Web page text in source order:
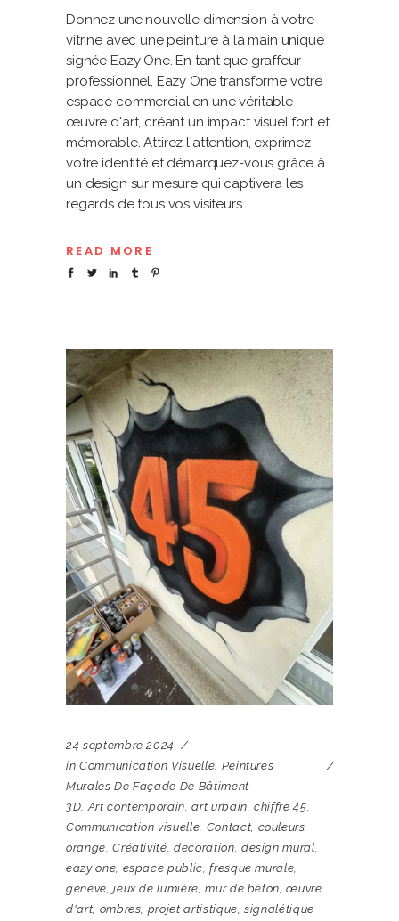
Donnez une nouvelle dimension à votre
vitrine avec une peinture à la main unique
signée Eazy One. En tant que graffeur
professionnel, Eazy One transforme votre
espace commercial en une véritable
œuvre d'art, créant un impact visuel fort et
mémorable. Attirez l'attention, exprimez
votre identité et démarquez-vous grâce à
un design sur mesure qui captivera les
regards de tous vos visiteurs.
READ MORE
24 septembre 2024
in Communication Visuelle Peintures
Murales De Façade De Bâtiment
3D Art contemporain ,art urbain ,chiffre 45
Communication visuelle Contact couleurs
orange ,Créativité ,decoration design mural
eazy one espace public ,fresque murale
genève ,jeux de lumière ,mur de béton ,œuvre
d'art ombres projet artistique ,signalétique